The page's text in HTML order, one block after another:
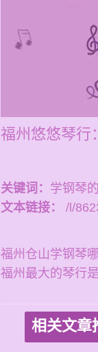
福州悠悠琴行
关键词： 学钢琴
文本链接：
/l/
福州仓山学钢琴
福州最大的琴行
相关文章